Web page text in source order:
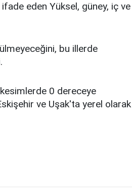
eden Yüksel, güney, iç ve
bu illerde
kesimlerde 0 dereceye
ve Uşak'ta yerel olarak